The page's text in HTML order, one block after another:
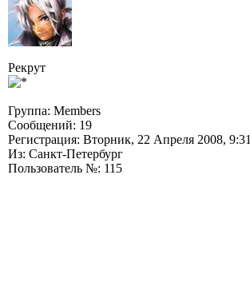
Рекрут
Группа: Members
Сообщений: 19
Регистрация: Вторник, 22 Апреля 2008, 9:31
Из: Санкт-Петербург
Пользователь №: 115